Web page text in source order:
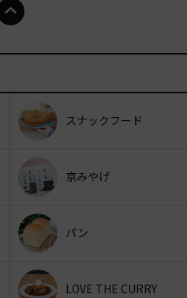
スナックフード
京みやげ
パン
LOVE THE CURRY